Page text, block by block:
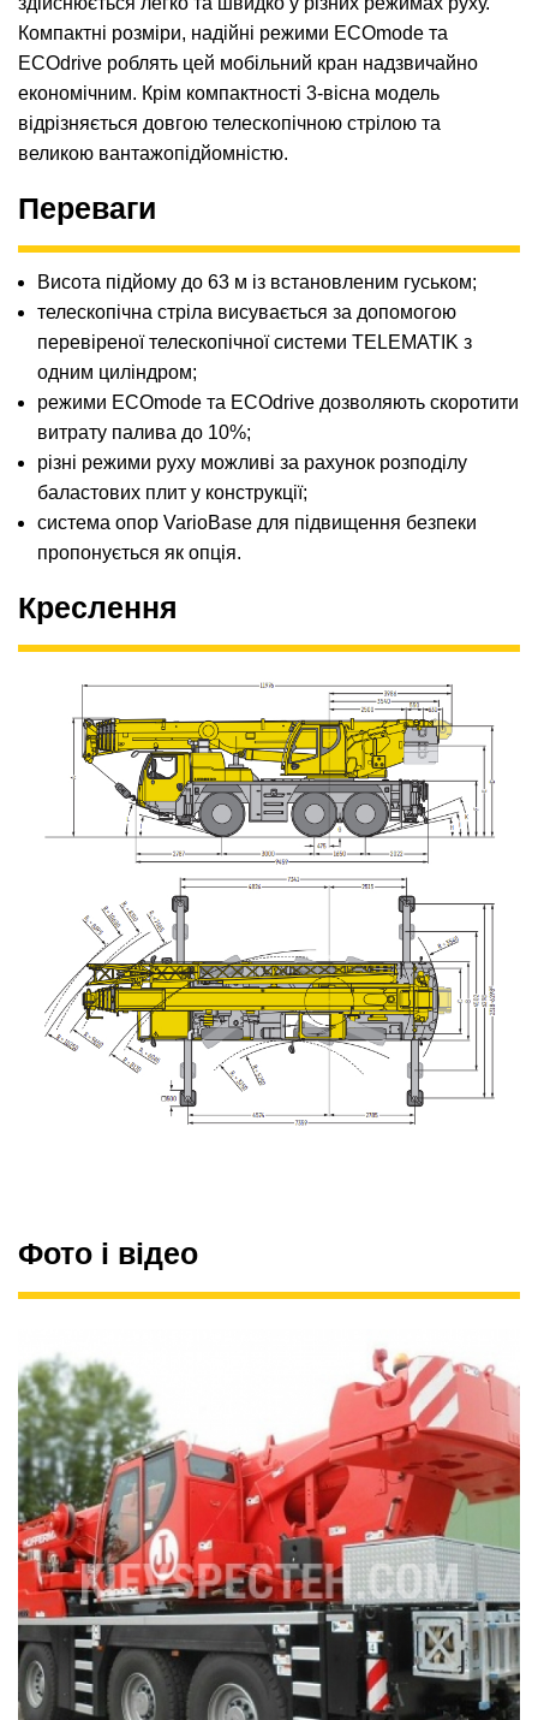
Компактні розміри, надійні режими ECOmode та
ECOdrive роблять цей мобільний кран надзвичайно
економічним. Крім компактності 3-вісна модель
відрізняється довгою телескопічною стрілою та
великою вантажопідйомністю.
Переваги
Висота підйому до 63 м із встановленим гуськом;
телескопічна стріла висувається за допомогою
перевіреної телескопічної системи TELEMATIK з
одним циліндром;
режими ECOmode та ECOdrive дозволяють скоротити
витрату палива до 10%;
різні режими руху можливі за рахунок розподілу
баластових плит у конструкції;
система опор VarioBase для підвищення безпеки
пропонується як опція.
Креслення
Фото і відео